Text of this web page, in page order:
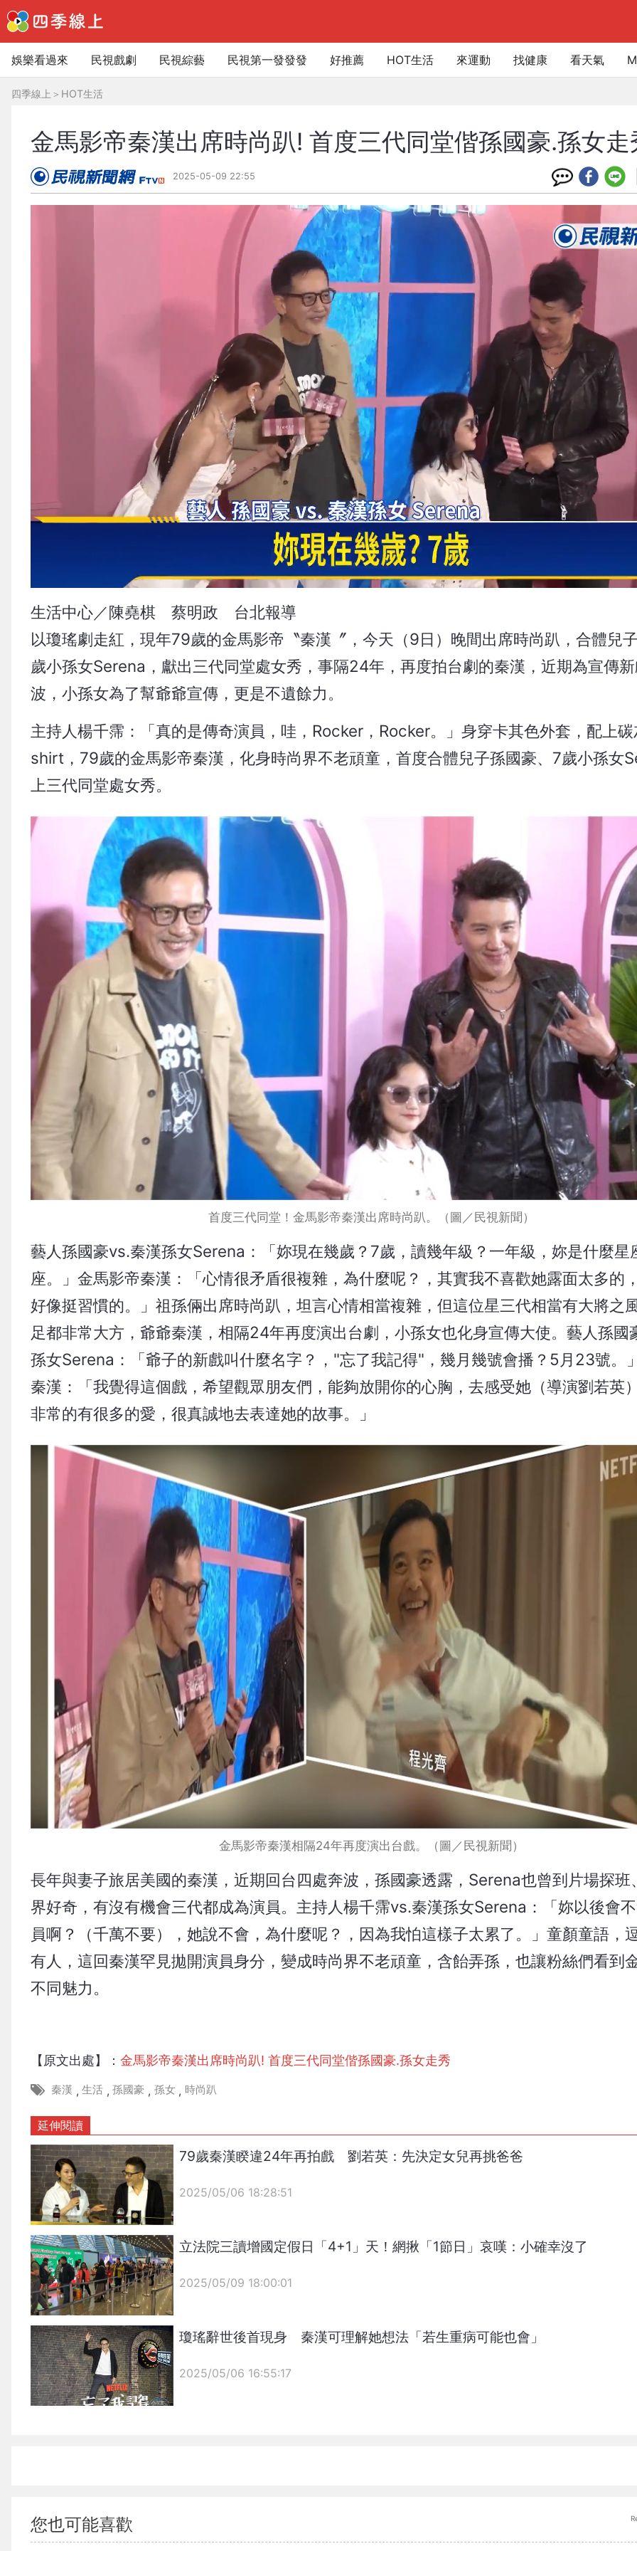
娛樂看過來 民視戲劇 民視綜藝 民視第一發發發 好推薦 HOT生活 來運動 找健康 看天氣
四季線上 ＞ HOT生活
金馬影帝秦漢出席時尚趴! 首度三代同堂偕孫國豪.孫女走
2025-05-09 22:55
生活中心／陳堯棋 蔡明政 台北報導
以瓊瑤劇走紅，現年79歲的金馬影帝〝秦漢〞，今天（9日）晚間出席時尚趴，合體兒
歲小孫女Serena，獻出三代同堂處女秀，事隔24年，再度拍台劇的秦漢，近期為宣傳
波，小孫女為了幫爺爺宣傳，更是不遺餘力。
主持人楊千霈：「真的是傳奇演員，哇，Rocker，Rocker。」身穿卡其色外套，配上
shirt，79歲的金馬影帝秦漢，化身時尚界不老頑童，首度合體兒子孫國豪、7歲小孫女
上三代同堂處女秀。
首度三代同堂！金馬影帝秦漢出席時尚趴。（圖／民視新聞）
藝人孫國豪vs.秦漢孫女Serena：「妳現在幾歲？7歲，讀幾年級？一年級，妳是什麼星
座。」金馬影帝秦漢：「心情很矛盾很複雜，為什麼呢？，其實我不喜歡她露面太多的
好像挺習慣的。」祖孫倆出席時尚趴，坦言心情相當複雜，但這位星三代相當有大將之
足都非常大方，爺爺秦漢，相隔24年再度演出台劇，小孫女也化身宣傳大使。藝人孫國
孫女Serena：「爺子的新戲叫什麼名字？，"忘了我記得"，幾月幾號會播？5月23號。
秦漢：「我覺得這個戲，希望觀眾朋友們，能夠放開你的心胸，去感受她（導演劉若英
非常的有很多的愛，很真誠地去表達她的故事。」
金馬影帝秦漢相隔24年再度演出台戲。（圖／民視新聞）
長年與妻子旅居美國的秦漢，近期回台四處奔波，孫國豪透露，Serena也曾到片場探班
界好奇，有沒有機會三代都成為演員。主持人楊千霈vs.秦漢孫女Serena：「妳以後會
員啊？（千萬不要），她說不會，為什麼呢？，因為我怕這樣子太累了。」童顏童語，
有人，這回秦漢罕見拋開演員身分，變成時尚界不老頑童，含飴弄孫，也讓粉絲們看到
不同魅力。
【原文出處】：金馬影帝秦漢出席時尚趴! 首度三代同堂偕孫國豪.孫女走秀
秦漢 , 生活 , 孫國豪 , 孫女 , 時尚趴
延伸閱讀
{PLAYICON}
79歲秦漢睽違24年再拍戲 劉若英：先決定女兒再挑爸爸
2025/05/06 18:28:51
{PLAYICON}
立法院三讀增國定假日「4+1」天！網揪「1節日」哀嘆：小確幸沒了
2025/05/09 18:00:01
瓊瑤辭世後首現身 秦漢可理解她想法「若生重病可能也會」
2025/05/06 16:55:17
您也可能喜歡